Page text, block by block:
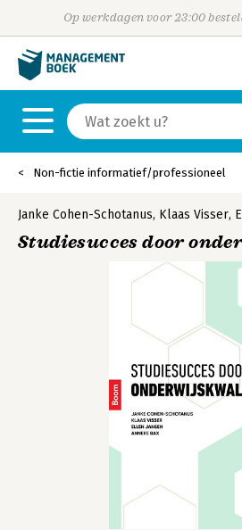
Op werkdagen voor 23:00
Non-fictie informatief/professioneel
Janke Cohen-Schotanus, Klaas Visser,
Studiesucces door